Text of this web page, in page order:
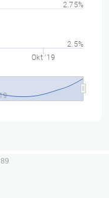
Okt '19
2.5%
2.75%